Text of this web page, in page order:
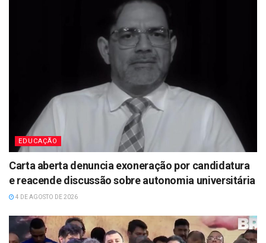
EDUCAÇÃO
Carta aberta denuncia exoneração por candidatura
e reacende discussão sobre autonomia universitária
4 DE AGOSTO DE 2026